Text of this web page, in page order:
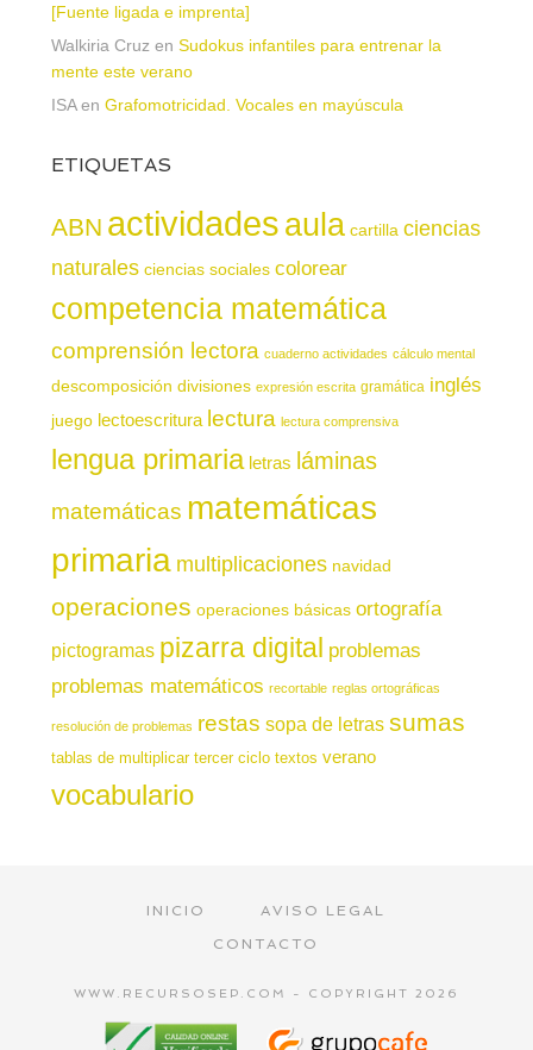
[Fuente ligada e imprenta]
Walkiria Cruz en Sudokus infantiles para entrenar la
mente este verano
ISAen Grafomotricidad. Vocales en mayúscula
ETIQUETAS
ABN actividadesaula cartilla ciencias
naturales ciencias sociales colorear
competencia matemática
comprensión lectora cuaderno actividades cálculo mental
descomposición divisiones expresión escrita gramática inglés
juego lectoescritura lectura lectura comprensiva
lengua primaria letras láminas
matemáticas matemáticas
primaria multiplicaciones navidad
operaciones operaciones básicas ortografía
pictogramas pizarra digital problemas
problemas matemáticos recortable reglas ortográficas
resolución de problemas restas sopa de letras sumas
tablas de multiplicar tercer ciclo textos verano
vocabulario
INICIO
AVISO LEGAL
CONTACTO
WWW.RECURSOSEP.COM - COPYRIGHT 2026